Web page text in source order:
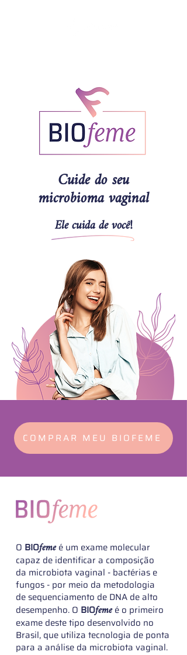
Cuide do seu
microbioma vaginal
Ele cuida de você!
COMPRAR MEU BIOFEME
O BIOfeme é um exame molecular
capaz de identificar a composição
da microbiota vaginal - bactérias e
fungos - por meio da metodologia
de sequenciamento de DNA de alto
desempenho. O BIOfemeé o primeiro
exame deste tipo desenvolvido no
Brasil, que utiliza tecnologia de ponta
para a análise da microbiota vaginal.